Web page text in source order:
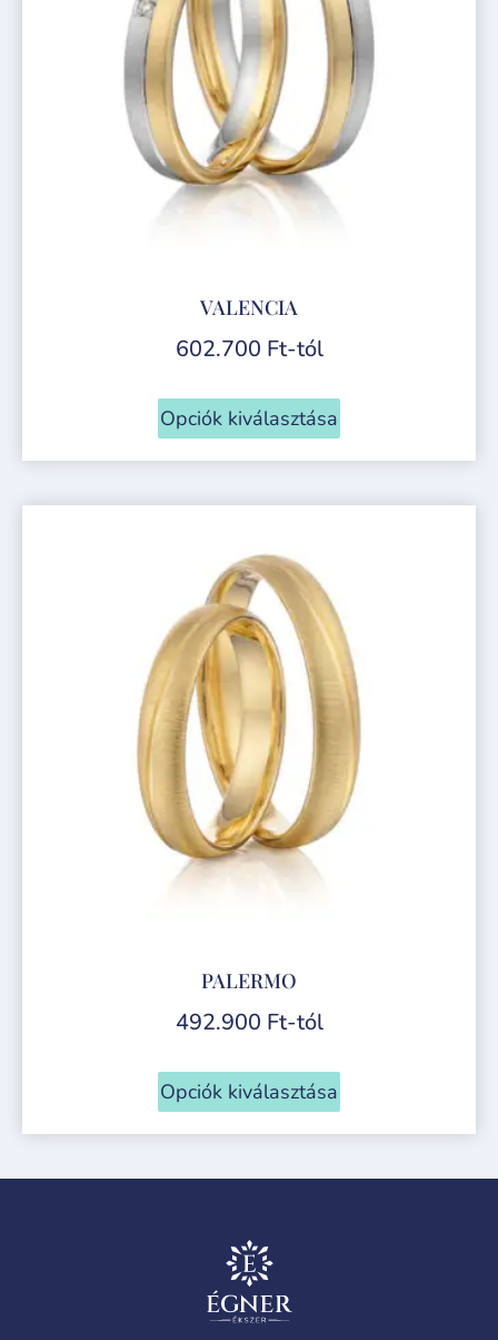
VALENCIA
602.700 Ft-tól
Opciók kiválasztása
PALERMO
492.900 Ft-tól
Opciók kiválasztása